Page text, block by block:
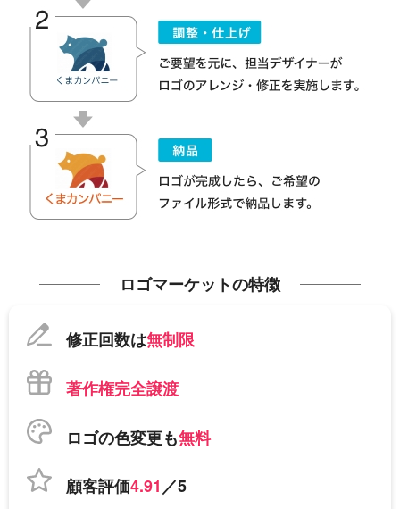
ロゴマーケットの特徴
修正回数は無制限
著作権完全譲渡
ロゴの色変更も無料
顧客評価4.91／5